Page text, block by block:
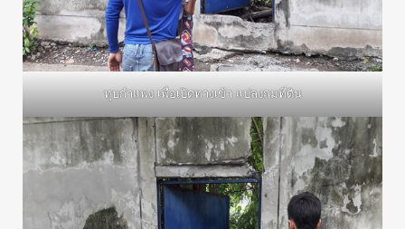
ทุบกำแพง เพื่อเปิดทางเข้า แปลงถมที่ดิน